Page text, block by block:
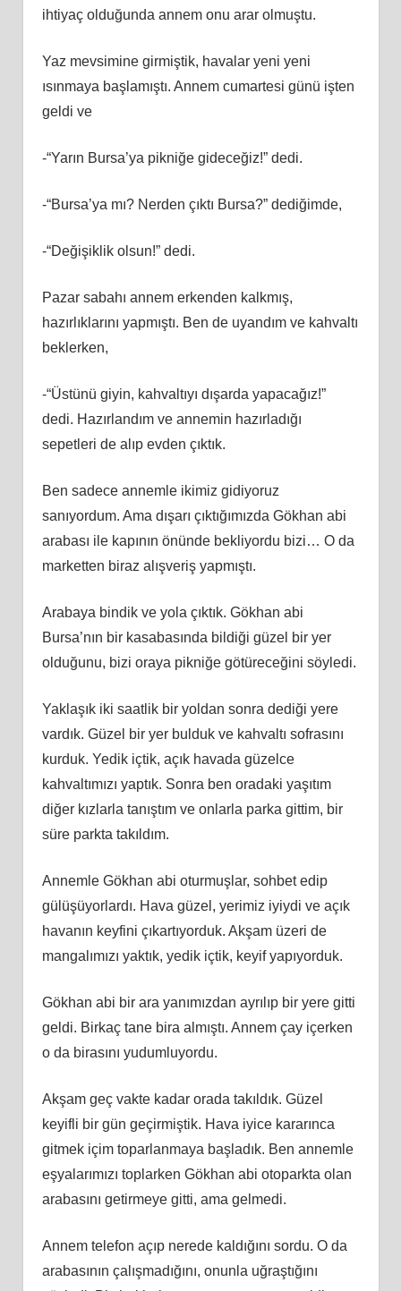
ihtiyaç olduğunda annem onu arar olmuştu.
Yaz mevsimine girmiştik, havalar yeni yeni
ısınmaya başlamıştı. Annem cumartesi günü işten
geldi ve
-“Yarın Bursa’ya pikniğe gideceğiz!” dedi.
-“Bursa’ya mı? Nerden çıktı Bursa?” dediğimde,
-“Değişiklik olsun!” dedi.
Pazar sabahı annem erkenden kalkmış,
hazırlıklarını yapmıştı. Ben de uyandım ve kahvaltı
beklerken,
-“Üstünü giyin, kahvaltıyı dışarda yapacağız!”
dedi. Hazırlandım ve annemin hazırladığı
sepetleri de alıp evden çıktık.
Ben sadece annemle ikimiz gidiyoruz
sanıyordum. Ama dışarı çıktığımızda Gökhan abi
arabası ile kapının önünde bekliyordu bizi… O da
marketten biraz alışveriş yapmıştı.
Arabaya bindik ve yola çıktık. Gökhan abi
Bursa’nın bir kasabasında bildiği güzel bir yer
olduğunu, bizi oraya pikniğe götüreceğini söyledi.
Yaklaşık iki saatlik bir yoldan sonra dediği yere
vardık. Güzel bir yer bulduk ve kahvaltı sofrasını
kurduk. Yedik içtik, açık havada güzelce
kahvaltımızı yaptık. Sonra ben oradaki yaşıtım
diğer kızlarla tanıştım ve onlarla parka gittim, bir
süre parkta takıldım.
Annemle Gökhan abi oturmuşlar, sohbet edip
gülüşüyorlardı. Hava güzel, yerimiz iyiydi ve açık
havanın keyfini çıkartıyorduk. Akşam üzeri de
mangalımızı yaktık, yedik içtik, keyif yapıyorduk.
Gökhan abi bir ara yanımızdan ayrılıp bir yere gitti
geldi. Birkaç tane bira almıştı. Annem çay içerken
o da birasını yudumluyordu.
Akşam geç vakte kadar orada takıldık. Güzel
keyifli bir gün geçirmiştik. Hava iyice kararınca
gitmek içim toparlanmaya başladık. Ben annemle
eşyalarımızı toplarken Gökhan abi otoparkta olan
arabasını getirmeye gitti, ama gelmedi.
Annem telefon açıp nerede kaldığını sordu. O da
arabasının çalışmadığını, onunla uğraştığını